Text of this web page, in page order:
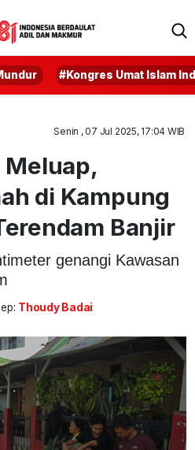
#Kongres Umat Islam
Senin , 07 Jul 2025, 17:04 WIB
Meluap,
di Kampung
Banjir
genangi Kawasan
Thoudy Badai